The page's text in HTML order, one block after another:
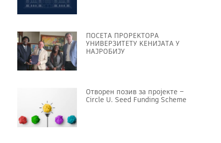
ПОСЕТА ПРОРЕKТОРА
УНИВЕРЗИТЕТУ KЕНИЈАТА У
НАЈРОБИЈУ
Отворен позив за пројекте –
Circle U. Seed Funding Scheme